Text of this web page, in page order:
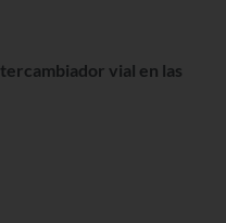
vial en las